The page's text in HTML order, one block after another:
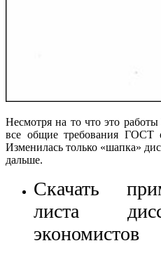
Несмотря на то что это
все общие требования ГОСТ
Изменилась только «шапка»
дальше.
Скачать
листа
экономистов